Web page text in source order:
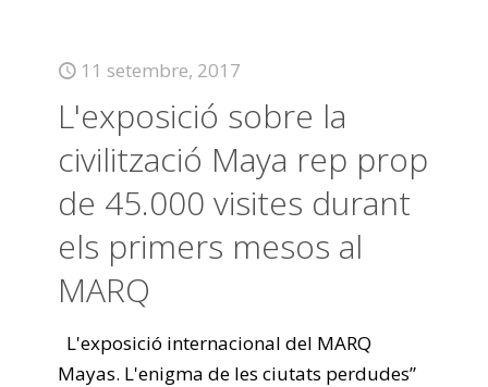
11 setembre, 2017
L'exposició sobre la
civilització Maya rep prop
de 45.000 visites durant
els primers mesos al
MARQ
L'exposició internacional del MARQ
Mayas. L'enigma de les ciutats perdudes”